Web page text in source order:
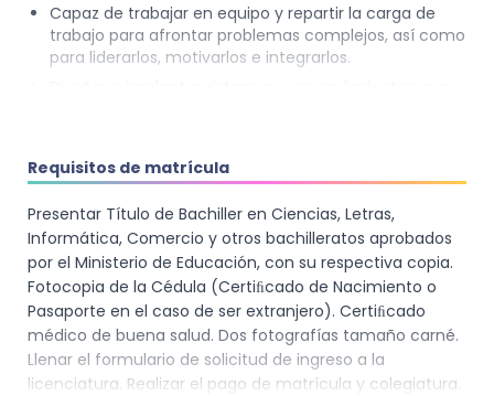
Capaz de trabajar en equipo y repartir la carga de
trabajo para afrontar problemas complejos, así como
para liderarlos, motivarlos e integrarlos.
Mejorar la capacidad para incrementar la
productividad de los colaboradores a través de una
de las formas esenciales de coordinación, las
reuniones de trabajo.
Comprender y entender los conceptos básicos de
Economía de la Empresa, las interacciones de la
empresa con el entorno, así como los subistemas
empresariales (técnico, dirección, cultural, humano y
político).
Requisitos de matrícula
Presentar Título de Bachiller en Ciencias, Letras,
Informática, Comercio y otros bachilleratos aprobados
por el Ministerio de Educación, con su respectiva copia.
Fotocopia de la Cédula (Certiﬁcado de Nacimiento o
Pasaporte en el caso de ser extranjero). Certiﬁcado
médico de buena salud. Dos fotografías tamaño carné.
Llenar el formulario de solicitud de ingreso a la
licenciatura. Realizar el pago de matrícula y colegiatura.